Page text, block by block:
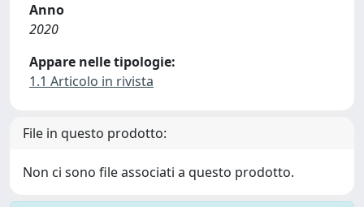
Anno
2020
Appare nelle tipologie:
1.1 Articolo in rivista
File in questo prodotto:
Non ci sono file associati a questo prodotto.